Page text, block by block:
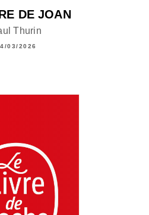
DE JOAN
Thurin
03/2026